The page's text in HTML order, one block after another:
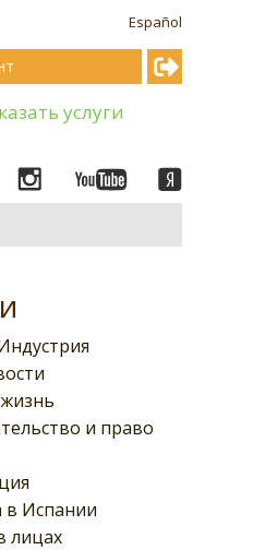
Español
услуги
и право
в Испании
лицах